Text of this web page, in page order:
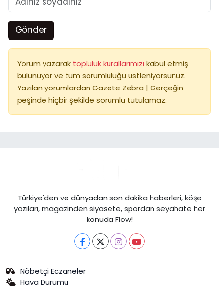
Gönder
Yorum yazarak topluluk kurallarımızı kabul etmiş
bulunuyor ve tüm sorumluluğu üstleniyorsunuz.
Yazılan yorumlardan Gazete Zebra | Gerçeğin
peşinde hiçbir şekilde sorumlu tutulamaz.
Türkiye'den ve dünyadan son dakika haberleri, köşe
yazıları, magazinden siyasete, spordan seyahate her
konuda Flow!
Nöbetçi Eczaneler
Hava Durumu